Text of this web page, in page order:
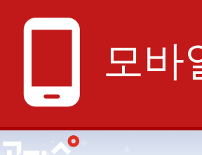
phone_android 모바